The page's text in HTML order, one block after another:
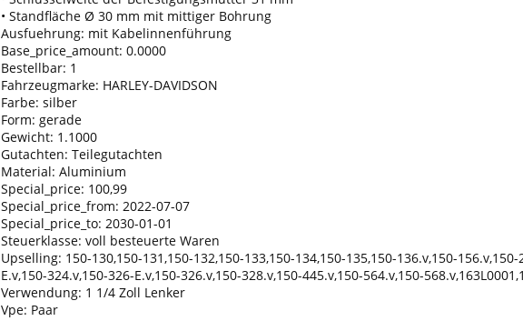
• Standfläche Ø 30 mm mit mittiger Bohrung
Ausfuehrung: mit Kabelinnenführung
Base_price_amount: 0.0000
Bestellbar: 1
Fahrzeugmarke: HARLEY-DAVIDSON
Farbe: silber
Form: gerade
Gewicht: 1.1000
Gutachten: Teilegutachten
Material: Aluminium
Special_price: 100,99
Special_price_from: 2022-07-07
Special_price_to: 2030-01-01
Steuerklasse: voll besteuerte Waren
Upselling: 150-130,150-131,150-132,150-133,150-134,150-135,150-136.v,150-
E.v,150-324.v,150-326-E.v,150-326.v,150-328.v,150-445.v,150-564.v,150-
Verwendung: 1 1/4 Zoll Lenker
Vpe: Paar